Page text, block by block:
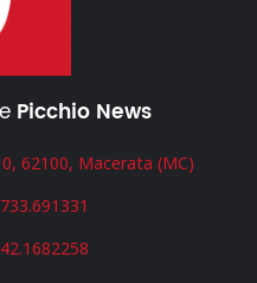
Picchio News
62100, Macerata (MC)